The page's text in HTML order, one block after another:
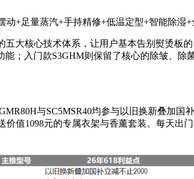
+足量蒸汽+手持精修+低温定型+智能除湿
大核心技术体系，让用户基本告别熨烫板
；入门款S3GHM则保留了核心的除皱、
与SC5MSR40均参与以旧换新叠加国
值1098元的专属衣架与香薰套装。每天出